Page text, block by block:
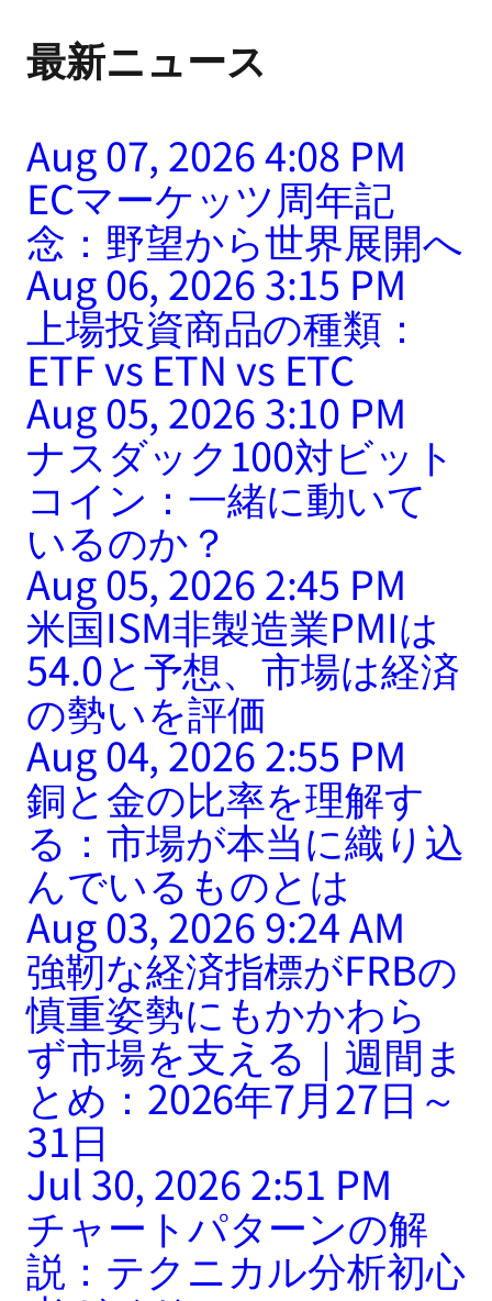
最新ニュース
Aug 07, 2026 4:08 PM
ECマーケッツ周年記
念：野望から世界展開へ
Aug 06, 2026 3:15 PM
上場投資商品の種類：
ETF vs ETN vs ETC
Aug 05, 2026 3:10 PM
ナスダック100対ビット
コイン：一緒に動いて
いるのか？
Aug 05, 2026 2:45 PM
米国ISM非製造業PMIは
54.0と予想、市場は経済
の勢いを評価
Aug 04, 2026 2:55 PM
銅と金の比率を理解す
る：市場が本当に織り込
んでいるものとは
Aug 03, 2026 9:24 AM
強靭な経済指標がFRBの
慎重姿勢にもかかわら
ず市場を支える｜週間ま
とめ：2026年7月27日～
31日
Jul 30, 2026 2:51 PM
チャートパターンの解
説：テクニカル分析初心